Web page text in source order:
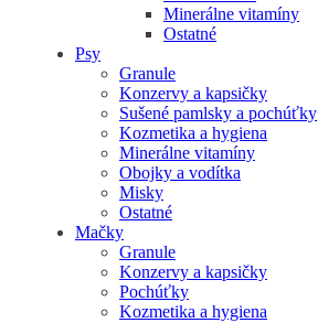
Minerálne vitamíny
Ostatné
Psy
Granule
Konzervy a kapsičky
Sušené pamlsky a pochúťky
Kozmetika a hygiena
Minerálne vitamíny
Obojky a vodítka
Misky
Ostatné
Mačky
Granule
Konzervy a kapsičky
Pochúťky
Kozmetika a hygiena